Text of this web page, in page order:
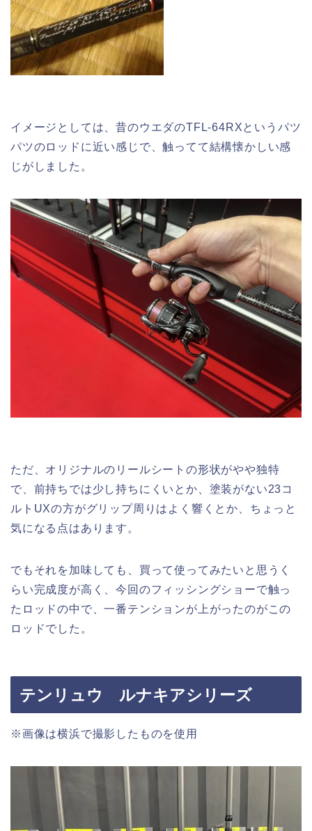
イメージとしては、昔のウエダのTFL-64RXというパツ
パツのロッドに近い感じで、触ってて結構懐かしい感
じがしました。
ただ、オリジナルのリールシートの形状がやや独特
で、前持ちでは少し持ちにくいとか、塗装がない23コ
ルトUXの方がグリップ周りはよく響くとか、ちょっと
気になる点はあります。
でもそれを加味しても、買って使ってみたいと思うく
らい完成度が高く、今回のフィッシングショーで触っ
たロッドの中で、一番テンションが上がったのがこの
ロッドでした。
テンリュウ ルナキアシリーズ
※画像は横浜で撮影したものを使用